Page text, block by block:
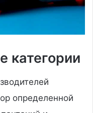
категории
определенной